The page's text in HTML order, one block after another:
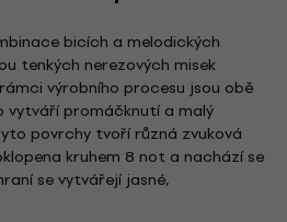
bicích a melodických
tenkých nerezových misek
výrobního procesu jsou obě
vytváří promáčknutí a malý
povrchy tvoří různá zvuková
kruhem 8 not a nachází se
se vytvářejí jasné,